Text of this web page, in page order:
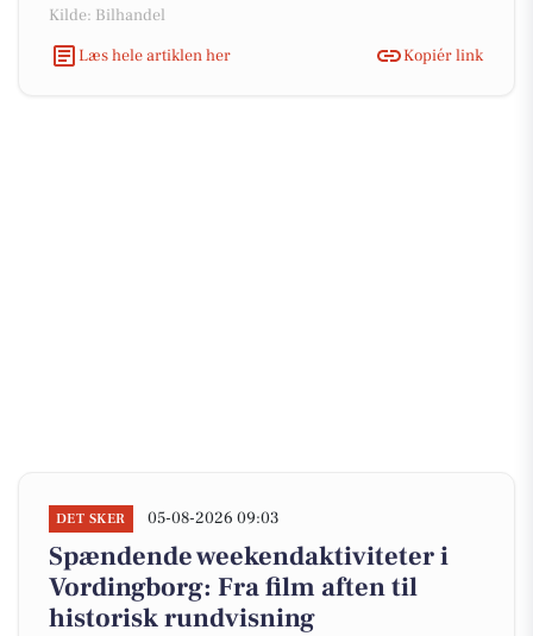
Kilde: Bilhandel
Læs hele artiklen her
Kopiér link
DET SKER 05-08-2026 09:03
Spændende weekendaktiviteter i
Vordingborg: Fra film aften til
historisk rundvisning